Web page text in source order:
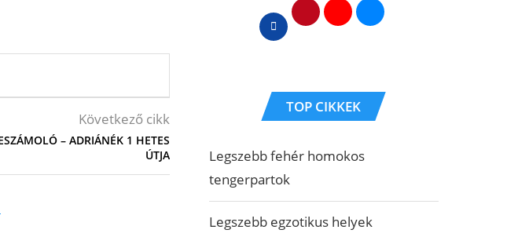
Következő cikk
– ADRIÁNÉK 1 HETES
ÚTJA
TOP CIKKEK
Legszebb fehér homokos
tengerpartok
Legszebb egzotikus helyek